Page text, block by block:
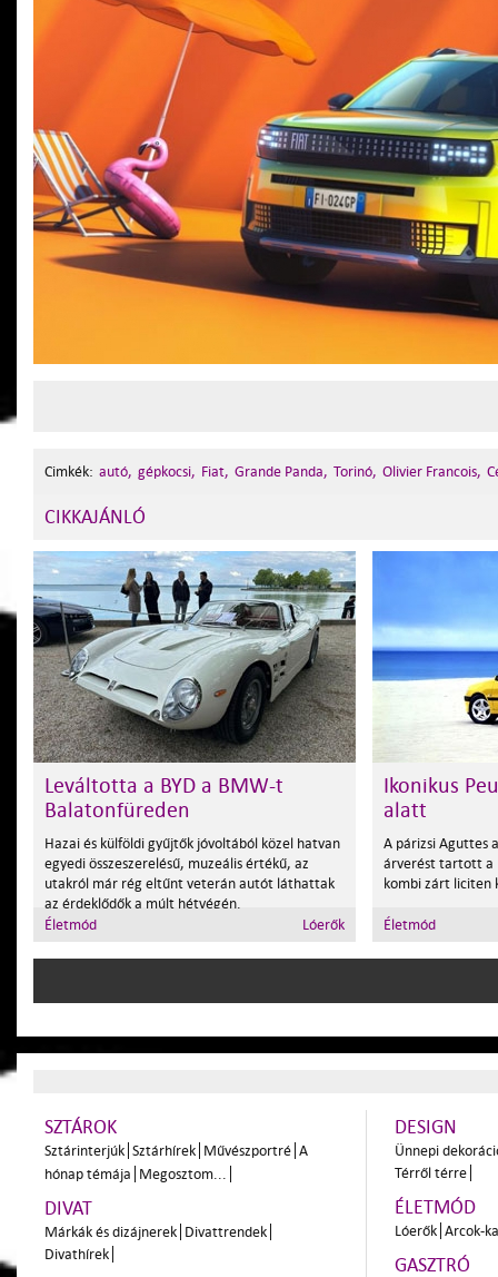
Cimkék: autó, gépkocsi, Fiat, Grande Panda, Torinó, Olivier Francois,
CIKKAJÁNLÓ
Leváltotta a BYD a BMW-t
Balatonfüreden
Hazai és külföldi gyűjtők jóvoltából közel hatvan
egyedi összeszerelésű, muzeális értékű, az
utakról már rég eltűnt veterán autót láthattak
az érdeklődők a múlt hétvégén.
Életmód
Lóerők
Ikonikus
alatt
A párizsi Aguttes
árverést tartott a
kombi zárt liciten
Életmód
SZTÁROK
Sztárinterjúk Sztárhírek Művészportré A
hónap témája Megosztom...
DIVAT
Márkák és dizájnerek Divattrendek
Divathírek
DESIGN
Ünnepi
Térről térre
ÉLETMÓD
Lóerők Arcok-
GASZTRÓ